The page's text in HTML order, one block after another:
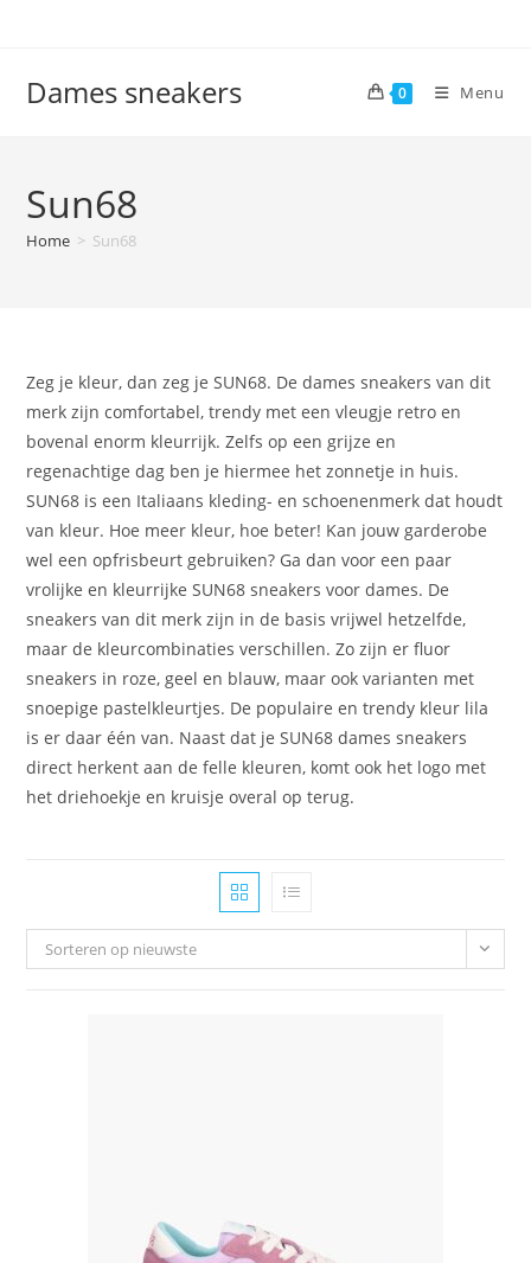
Dames sneakers 0 Menu
Sun68
Home > Sun68
Zeg je kleur, dan zeg je SUN68. De dames sneakers van dit
merk zijn comfortabel, trendy met een vleugje retro en
bovenal enorm kleurrijk. Zelfs op een grijze en
regenachtige dag ben je hiermee het zonnetje in huis.
SUN68 is een Italiaans kleding- en schoenenmerk dat houdt
van kleur. Hoe meer kleur, hoe beter! Kan jouw garderobe
wel een opfrisbeurt gebruiken? Ga dan voor een paar
vrolijke en kleurrijke SUN68 sneakers voor dames. De
sneakers van dit merk zijn in de basis vrijwel hetzelfde,
maar de kleurcombinaties verschillen. Zo zijn er fluor
sneakers in roze, geel en blauw, maar ook varianten met
snoepige pastelkleurtjes. De populaire en trendy kleur lila
is er daar één van. Naast dat je SUN68 dames sneakers
direct herkent aan de felle kleuren, komt ook het logo met
het driehoekje en kruisje overal op terug.
Sorteren op nieuwste